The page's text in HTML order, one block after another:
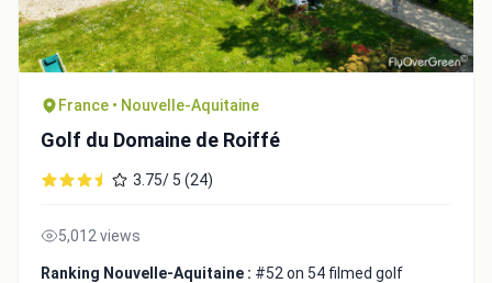
France • Nouvelle-Aquitaine
Golf du Domaine de Roiffé
3.75/ 5 (24)
5,012 views
Ranking Nouvelle-Aquitaine : #52 on 54 filmed golf